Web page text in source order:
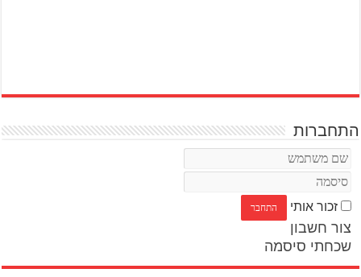
התחברות
זכור אותי
צור חשבון
שכחתי סיסמה